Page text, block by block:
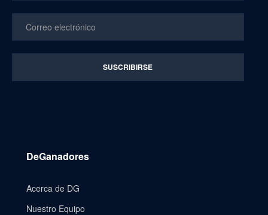
DeGanadores
Acerca de DG
Nuestro Equipo